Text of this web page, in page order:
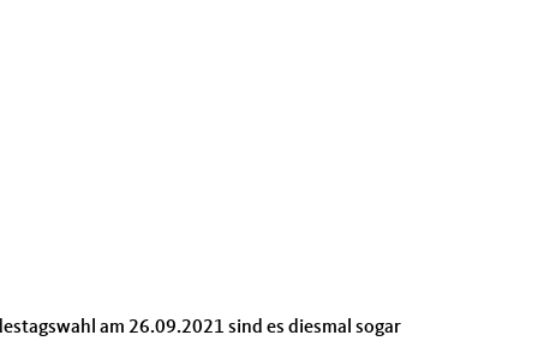
am 26.09.2021 sind es dies­mal sog­ar